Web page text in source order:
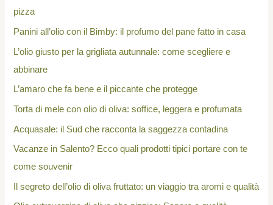
pizza
Panini all’olio con il Bimby: il profumo del pane fatto in casa
L’olio giusto per la grigliata autunnale: come scegliere e
abbinare
L’amaro che fa bene e il piccante che protegge
Torta di mele con olio di oliva: soffice, leggera e profumata
Acquasale: il Sud che racconta la saggezza contadina
Vacanze in Salento? Ecco quali prodotti tipici portare con te
come souvenir
Il segreto dell’olio di oliva fruttato: un viaggio tra aromi e qualità